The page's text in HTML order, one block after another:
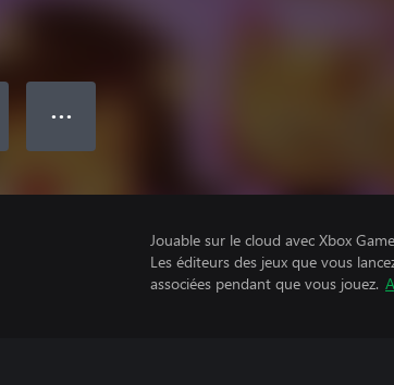
● ● ●
Jouable sur le cloud avec Xbox
Les éditeurs des jeux que vous
associées pendant que vous jouez.